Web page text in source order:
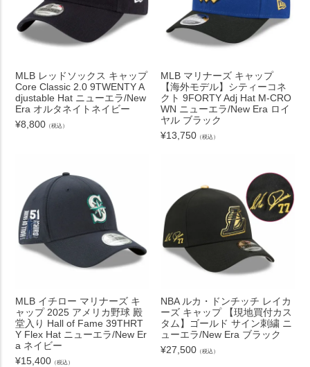
MLB レッドソックス キャップ
Core Classic 2.0 9TWENTY A
djustable Hat ニューエラ/New
Era オルタネイトネイビー
¥8,800 （税込）
MLB マリナーズ キャップ
【海外モデル】シティーコネ
クト 9FORTY Adj Hat M-CRO
WN ニューエラ/New Era ロイ
ヤル ブラック
¥13,750 （税込）
MLB イチロー マリナーズ キ
ャップ 2025 アメリカ野球 殿
堂入り Hall of Fame 39THRT
Y Flex Hat ニューエラ/New Er
a ネイビー
¥15,400 （税込）
NBA ルカ・ドンチッチ レイカ
ーズ キャップ 【現地買付カス
タム】ゴールド サイン刺繍 ニ
ューエラ/New Era ブラック
¥27,500 （税込）